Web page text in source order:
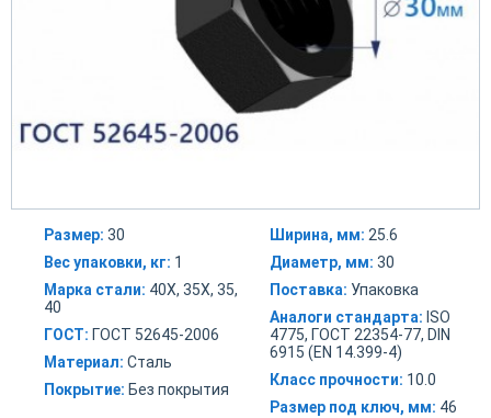
Размер: 30
Вес упаковки, кг: 1
Марка стали: 40Х, 35Х, 35,
40
ГОСТ: ГОСТ 52645-2006
Материал: Сталь
Покрытие: Без покрытия
Ширина, мм: 25.6
Диаметр, мм: 30
Поставка: Упаковка
Аналоги стандарта: ISO
4775, ГОСТ 22354-77, DIN
6915 (EN 14.399-4)
Класс прочности: 10.0
Размер под ключ, мм: 46